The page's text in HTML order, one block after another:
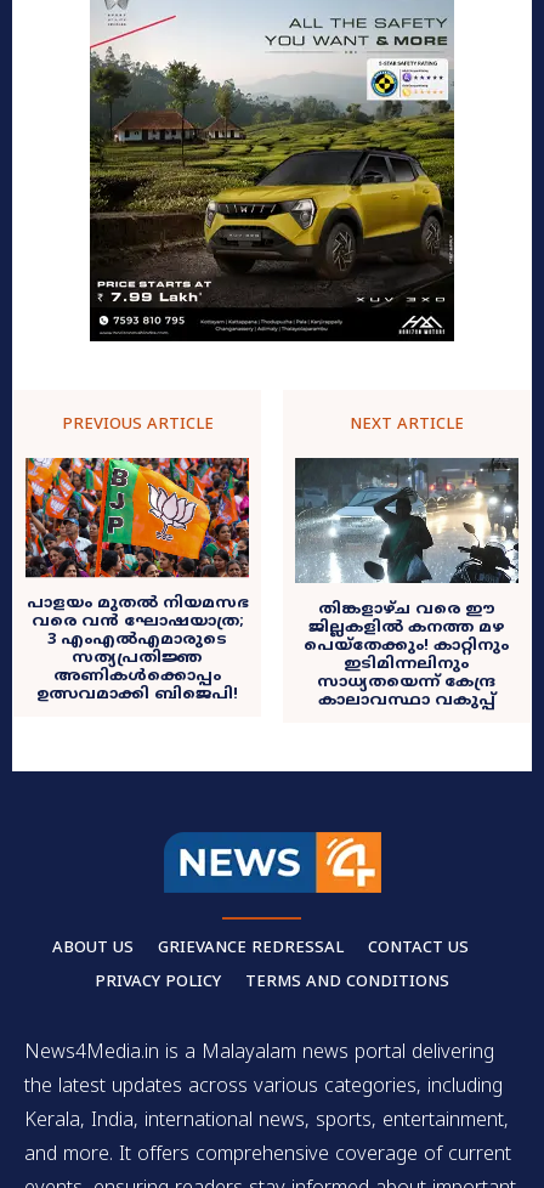
PREVIOUS ARTICLE
പാളയം മുതൽ നിയമസഭ
വരെ വൻ ഘോഷയാത്ര;
3 എംഎൽഎമാരുടെ
സത്യപ്രതിജ്ഞ
അണികൾക്കൊപ്പം
ഉത്സവമാക്കി ബിജെപി!
NEXT ARTICLE
തിങ്കളാഴ്ച വരെ ഈ
ജില്ലകളിൽ കനത്ത മഴ
പെയ്തേക്കും! കാറ്റിനും
ഇടിമിന്നലിനും
സാധ്യതയെന്ന് കേന്ദ്ര
കാലാവസ്ഥാ വകുപ്പ്
ABOUT US GRIEVANCE REDRESSAL
CONTACT US
PRIVACY POLICY
TERMS AND CONDITIONS
News4Media.in is a Malayalam news portal delivering
the latest updates across various categories, including
Kerala, India, international news, sports, entertainment,
and more. It offers comprehensive coverage of current